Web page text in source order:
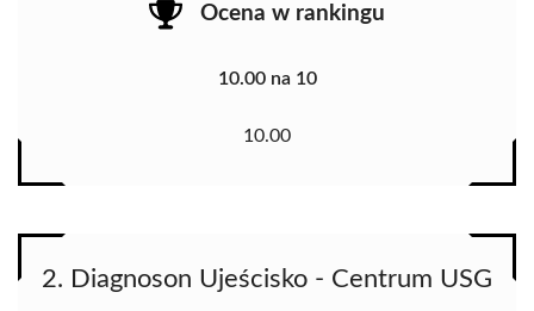
Ocena w rankingu
10.00 na 10
10.00
2. Diagnoson Ujeścisko - Centrum USG